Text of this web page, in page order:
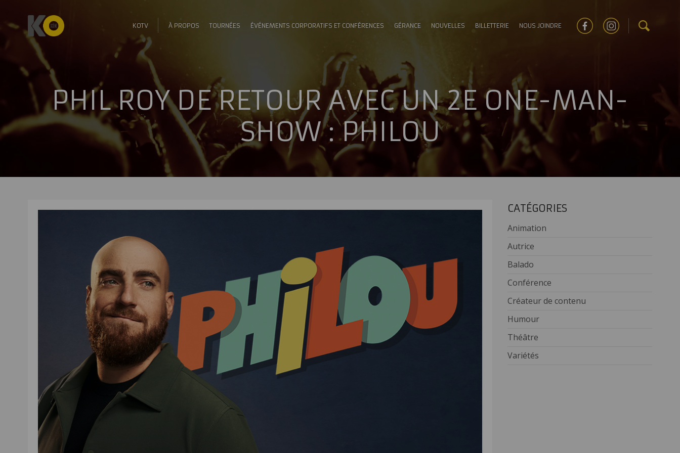
KOTV À PROPOS TOURNÉES ÉVÉNEMENTS CORPORATIFS ET CONFÉRENCES GÉRANCE NOUVELLES BILLETTERIE NOUS JOINDRE
PHIL ROY DE RETOUR AVEC UN 2E ONE-MAN-
SHOW : PHILOU
CATÉGORIES
Animation
Autrice
Balado
Conférence
Créateur de contenu
Humour
Théâtre
Variétés